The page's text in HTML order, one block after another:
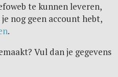
te kunnen leveren,
nog geen account hebt,
.
Vul dan je gegevens